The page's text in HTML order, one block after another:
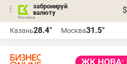
забронируй
валюту
$
Казань28.4° Москва31.5°